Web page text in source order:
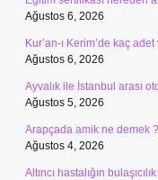
Ağustos 6, 2026
Kur’an-ı Kerim’de kaç
Ağustos 6, 2026
Ayvalık ile İstanbul arası
Ağustos 5, 2026
Arapçada amik ne demek ?
Ağustos 4, 2026
Altıncı hastalığın